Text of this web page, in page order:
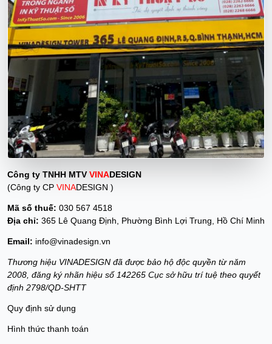
Công ty TNHH MTVVINADESIGN
(Công ty CP VINADESIGN )
Mã số thuế: 030 567 4518
Địa chỉ: 365 Lê Quang Định, Phường Bình Lợi Trung, Hồ Chí Minh
Email: info@vinadesign.vn
Thương hiệu VINADESIGN đã được bảo hộ độc quyền từ năm
2008, đăng ký nhãn hiệu số 142265 Cục sở hữu trí tuệ theo quyết
định 2798/QD-SHTT
Quy định sử dụng
Hình thức thanh toán